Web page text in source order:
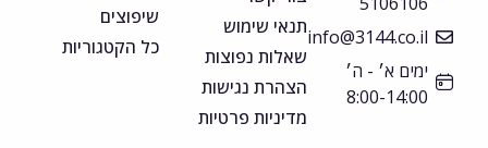
info@3144.co.il
ימים א׳ - ה׳
8:00-14:00
תנאי שימוש
שאלות נפוצות
הצהרת נגישות
מדיניות פרטיות
שיפוצים
כל הקטגוריות